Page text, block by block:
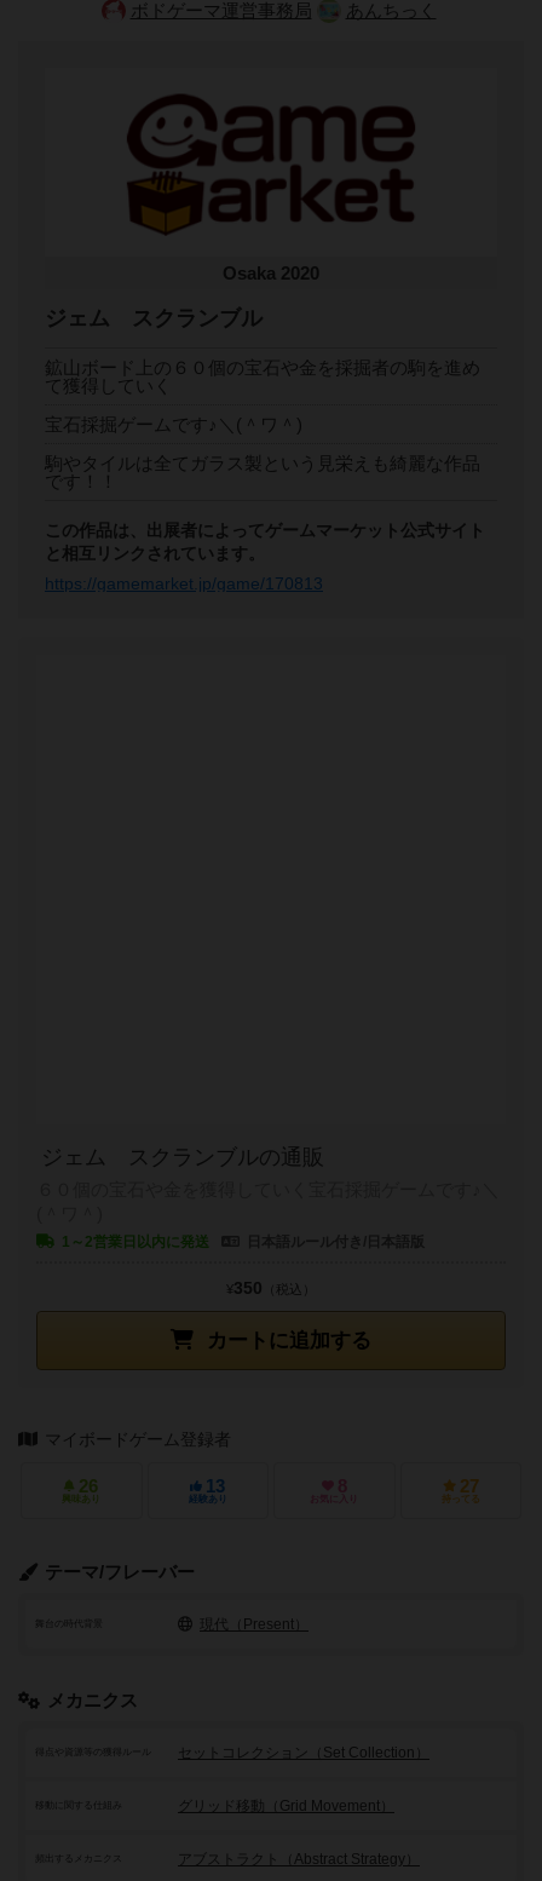
ボドゲーマ運営事務局 あんちっく
Osaka 2020
ジェム スクランブル
鉱山ボード上の６０個の宝石や金を採掘者の駒を進め
て獲得していく
宝石採掘ゲームです♪＼(＾ワ＾)
駒やタイルは全てガラス製という見栄えも綺麗な作品
です！！
この作品は、出展者によってゲームマーケット公式サイト
と相互リンクされています。
https://gamemarket.jp/game/170813
ジェム スクランブルの通販
1～2営業日以内に発送
カートに追加する
¥350 （税込）
マイボードゲーム登録者
26
興味あり
13
経験あり
8
お気に入り
27
持ってる
テーマ/フレーバー
舞台の時代背景 現代（Present）
メカニクス
セットコレクション（Set Collection）
移動に関する仕組み グリッド移動（Grid Movement）
頻出するメカニクス アブストラクト（Abstract Strategy）